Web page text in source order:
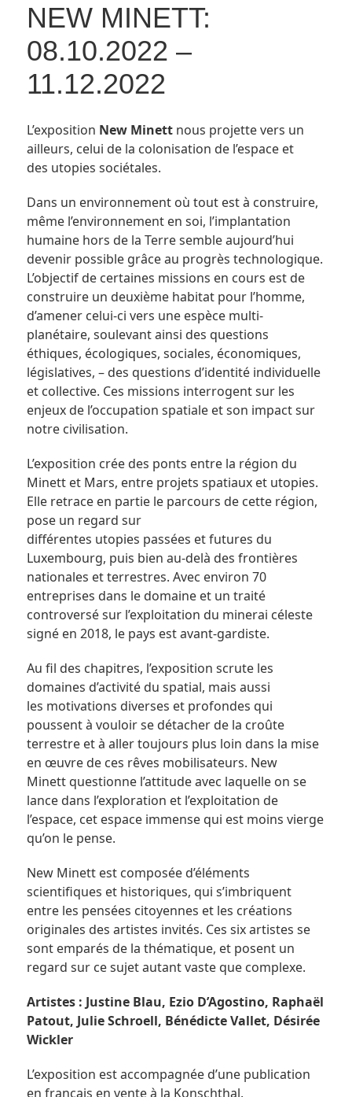
NEW MINETT:
08.10.2022 –
11.12.2022
L’exposition New Minettnous projette vers un
ailleurs, celui de la colonisation de l’espace et
des utopies sociétales.
Dans un environnement où tout est à construire,
même l’environnement en soi, l’implantation
humaine hors de la Terre semble aujourd’hui
devenir possible grâce au progrès technologique.
L’objectif de certaines missions en cours est de
construire un deuxième habitat pour l’homme,
d’amener celui-ci vers une espèce multi-
planétaire, soulevant ainsi des questions
éthiques, écologiques, sociales, économiques,
législatives, – des questions d’identité individuelle
et collective. Ces missions interrogent sur les
enjeux de l’occupation spatiale et son impact sur
notre civilisation.
L’exposition crée des ponts entre la région du
Minett et Mars, entre projets spatiaux et utopies.
Elle retrace en partie le parcours de cette région,
pose un regard sur
différentes utopies passées et futures du
Luxembourg, puis bien au-delà des frontières
nationales et terrestres. Avec environ 70
entreprises dans le domaine et un traité
controversé sur l’exploitation du minerai céleste
signé en 2018, le pays est avant-gardiste.
Au fil des chapitres, l’exposition scrute les
domaines d’activité du spatial, mais aussi
les motivations diverses et profondes qui
poussent à vouloir se détacher de la croûte
terrestre et à aller toujours plus loin dans la mise
en œuvre de ces rêves mobilisateurs. New
Minett questionne l’attitude avec laquelle on se
lance dans l’exploration et l’exploitation de
l’espace, cet espace immense qui est moins vierge
qu’on le pense.
New Minett est composée d’éléments
scientifiques et historiques, qui s’imbriquent
entre les pensées citoyennes et les créations
originales des artistes invités. Ces six artistes se
sont emparés de la thématique, et posent un
regard sur ce sujet autant vaste que complexe.
Artistes : Justine Blau, Ezio D’Agostino, Raphaël
Patout, Julie Schroell, Bénédicte Vallet, Désirée
Wickler
L’exposition est accompagnée d’une publication
en français en vente à la Konschthal.